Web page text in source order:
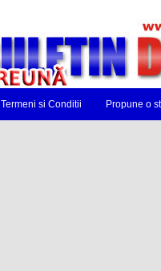
Termeni si Conditii Propune o